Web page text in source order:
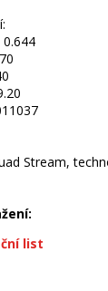
Stream,
list